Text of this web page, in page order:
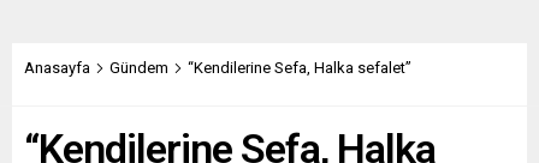
Anasayfa Gündem “Kendilerine Sefa, Halka sefalet”
“Kendilerine Sefa, Halka